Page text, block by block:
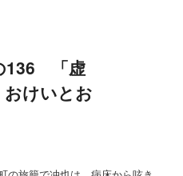
136 「虚
けいとお